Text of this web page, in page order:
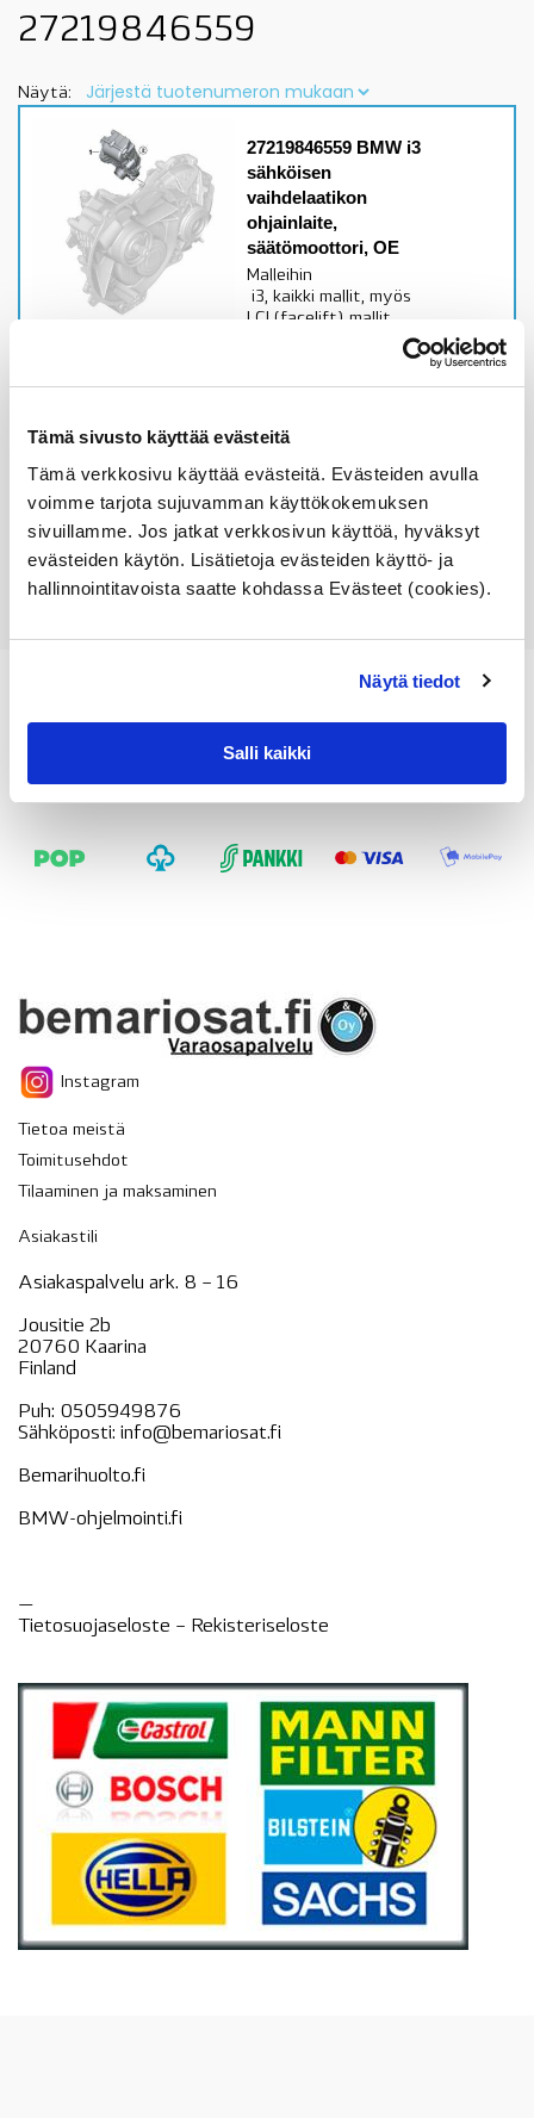
Tämä sivusto käyttää evästeitä
Tämä verkkosivu käyttää evästeitä. Evästeiden avulla
voimme tarjota sujuvamman käyttökokemuksen
sivuillamme. Jos jatkat verkkosivun käyttöä, hyväksyt
evästeiden käytön. Lisätietoja evästeiden käyttö- ja
hallinnointitavoista saatte kohdassa Evästeet (cookies).
Näytä tiedot
Salli kaikki
27219846559
Näytä:
27219846559 BMW i3
sähköisen
vaihdelaatikon
ohjainlaite,
säätömoottori, OE
Malleihin
i3, kaikki mallit, myös
LCI (facelift) mallit
Alkuperäinen BMW osa
178,47
Katso osan tiedot
Instagram
Tietoa meistä
Toimitusehdot
Tilaaminen ja maksaminen
Asiakastili
Asiakaspalvelu ark. 8 – 16
Jousitie 2b
20760 Kaarina
Finland
Puh: 0505949876
Sähköposti: info@bemariosat.fi
Bemarihuolto.fi
BMW-ohjelmointi.fi
—
Tietosuojaseloste – Rekisteriseloste